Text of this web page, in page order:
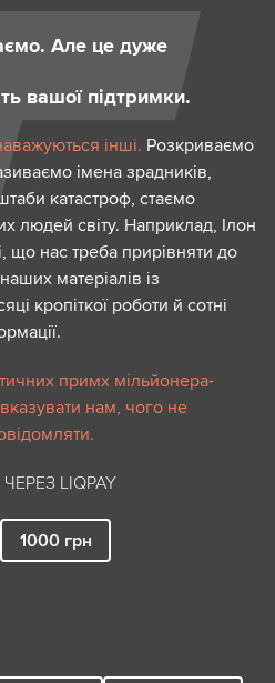
Але це дуже
вашої підтримки.
інші. Розкриваємо
імена зрадників,
катастроф, стаємо
людей світу. Наприклад, Ілон
що нас треба прирівняти до
матеріалів із
кропіткої роботи й сотні
примх мільйонера-
нам, чого не
LIQPAY
1000 грн